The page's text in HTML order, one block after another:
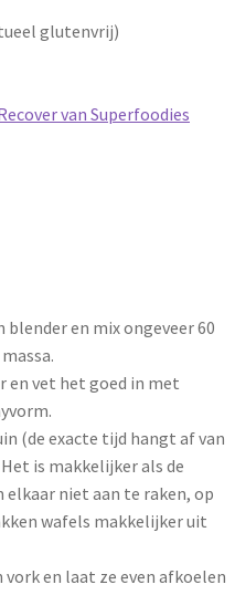
glutenvrij)
van Superfoodies
en mix ongeveer 60
en vet het goed in met
(de exacte tijd hangt af van
is makkelijker als de
niet aan te raken, op
wafels makkelijker uit
en laat ze even afkoelen